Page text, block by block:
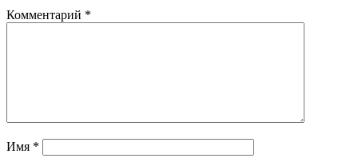
Комментарий *
Имя *